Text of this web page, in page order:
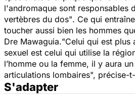
l'andromaque sont responsables
vertèbres du dos". Ce qui
toucher aussi bien les hommes
Dre Mawaguia."Celui qui est plus
sexuel est celui qui utilise la
l’homme ou la femme, il y aura
articulations lombaires", précise-
S'adapter